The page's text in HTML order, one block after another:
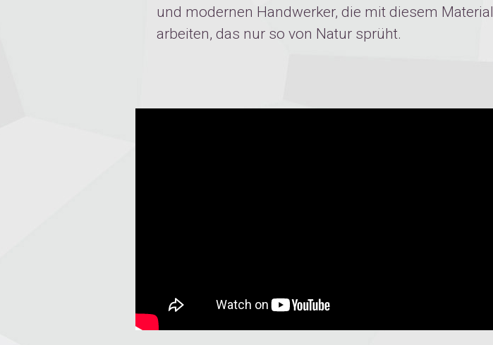
und modernen Handwerker, die mit diesem Material
arbeiten, das nur so von Natur sprüht.